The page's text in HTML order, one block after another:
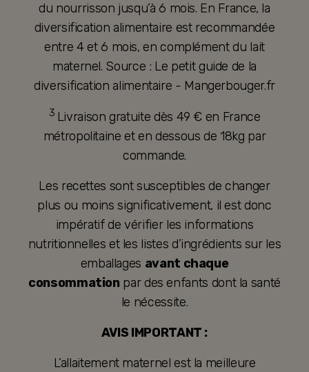
du nourrisson jusqu’à 6 mois. En France, la
diversification alimentaire est recommandée
entre 4 et 6 mois, en complément du lait
maternel. Source : Le petit guide de la
diversification alimentaire - Mangerbouger.fr
3 Livraison gratuite dès 49 € en France
métropolitaine et en dessous de 18kg par
commande.
Les recettes sont susceptibles de changer
plus ou moins significativement, il est donc
impératif de vérifier les informations
nutritionnelles et les listes d’ingrédients sur les
emballages avant chaque
consommation par des enfants dont la santé
le nécessite.
AVIS IMPORTANT :
L’allaitement maternel est la meilleure